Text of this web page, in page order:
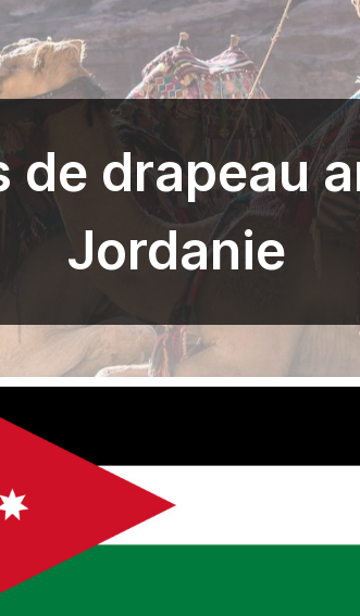
de drapeau
Jordanie